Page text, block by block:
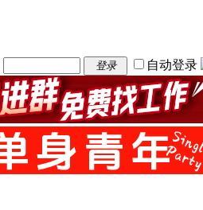
登录 自动登录